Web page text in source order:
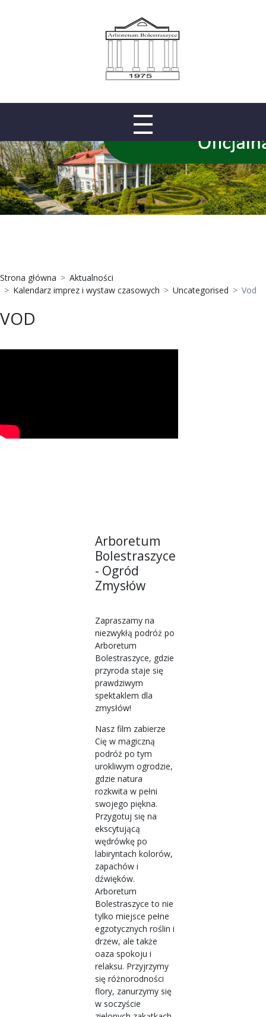
Strona główna
Aktualności
Kalendarz imprez i wystaw czasowych
Uncategorised Vod
VOD
Arboretum
Bolestraszyce
- Ogród
Zmysłów
Zapraszamy na
niezwykłą podróż po
Arboretum
Bolestraszyce, gdzie
przyroda staje się
prawdziwym
spektaklem dla
zmysłów!
Nasz film zabierze
Cię w magiczną
podróż po tym
urokliwym ogrodzie,
gdzie natura
rozkwita w pełni
swojego piękna.
Przygotuj się na
ekscytującą
wędrówkę po
labiryntach kolorów,
zapachów i
dźwięków.
Arboretum
Bolestraszyce to nie
tylko miejsce pełne
egzotycznych roślin i
drzew, ale także
oaza spokoju i
relaksu. Przyjrzymy
się różnorodności
flory, zanurzymy się
w soczyście